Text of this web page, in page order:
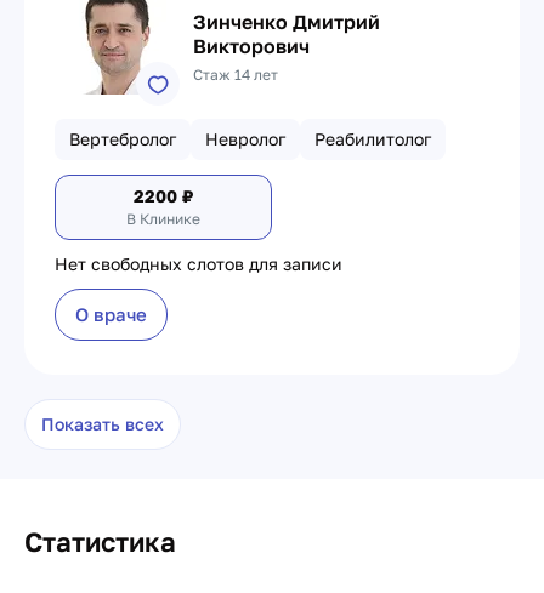
Зинченко Дмитрий
Викторович
Стаж 14 лет
Вертебролог Невролог Реабилитолог
2200 ₽
В Клинике
Нет свободных слотов для записи
О враче
Показать всех
Статистика